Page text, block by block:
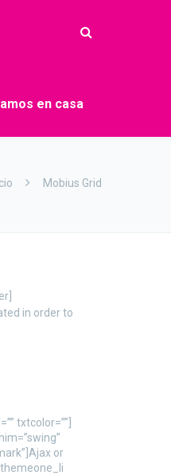
en casa
Mobius Grid
in order to
txtcolor=””]
or